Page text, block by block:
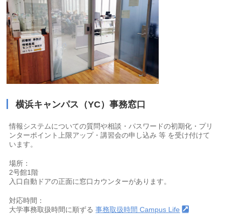
横浜キャンパス（YC）事務窓口
情報システムについての質問や相談・パスワードの初期化・プリ
ンターポイント上限アップ・講習会の申し込み 等 を受け付けて
います。
場所：
2号館1階
入口自動ドアの正面に窓口カウンターがあります。
対応時間：
大学事務取扱時間に順ずる事務取扱時間 Campus Life